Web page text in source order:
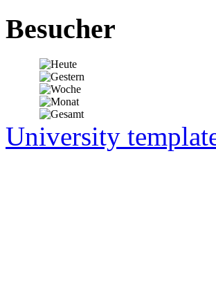
Besucher
University